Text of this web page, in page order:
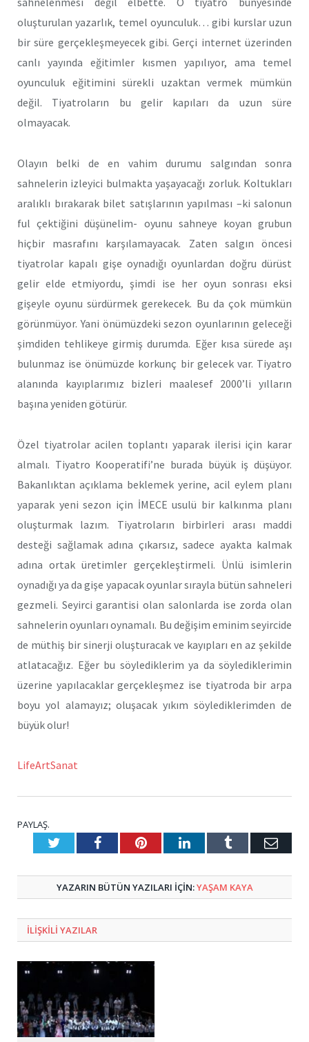
oluşturulan yazarlık, temel oyunculuk… gibi kurslar uzun
bir süre gerçekleşmeyecek gibi. Gerçi internet üzerinden
canlı yayında eğitimler kısmen yapılıyor, ama temel
oyunculuk eğitimini sürekli uzaktan vermek mümkün
değil. Tiyatroların bu gelir kapıları da uzun süre
olmayacak.
Olayın belki de en vahim durumu salgından sonra
sahnelerin izleyici bulmakta yaşayacağı zorluk. Koltukları
aralıklı bırakarak bilet satışlarının yapılması –ki salonun
ful çektiğini düşünelim- oyunu sahneye koyan grubun
hiçbir masrafını karşılamayacak. Zaten salgın öncesi
tiyatrolar kapalı gişe oynadığı oyunlardan doğru dürüst
gelir elde etmiyordu, şimdi ise her oyun sonrası eksi
gişeyle oyunu sürdürmek gerekecek. Bu da çok mümkün
görünmüyor. Yani önümüzdeki sezon oyunlarının geleceği
şimdiden tehlikeye girmiş durumda. Eğer kısa sürede aşı
bulunmaz ise önümüzde korkunç bir gelecek var. Tiyatro
alanında kayıplarımız bizleri maalesef 2000’li yılların
başına yeniden götürür.
Özel tiyatrolar acilen toplantı yaparak ilerisi için karar
almalı. Tiyatro Kooperatifi’ne burada büyük iş düşüyor.
Bakanlıktan açıklama beklemek yerine, acil eylem planı
yaparak yeni sezon için İMECE usulü bir kalkınma planı
oluşturmak lazım. Tiyatroların birbirleri arası maddi
desteği sağlamak adına çıkarsız, sadece ayakta kalmak
adına ortak üretimler gerçekleştirmeli. Ünlü isimlerin
oynadığı ya da gişe yapacak oyunlar sırayla bütün sahneleri
gezmeli. Seyirci garantisi olan salonlarda ise zorda olan
sahnelerin oyunları oynamalı. Bu değişim eminim seyircide
de müthiş bir sinerji oluşturacak ve kayıpları en az şekilde
atlatacağız. Eğer bu söylediklerim ya da söylediklerimin
üzerine yapılacaklar gerçekleşmez ise tiyatroda bir arpa
boyu yol alamayız; oluşacak yıkım söylediklerimden de
büyük olur!
LifeArtSanat
PAYLAŞ.
TwitterFacebookPinterestLinkedInTumblr E-
YAZARIN BÜTÜN YAZILARI IÇIN:YAŞAM KAYA
ILIŞKILI YAZILAR